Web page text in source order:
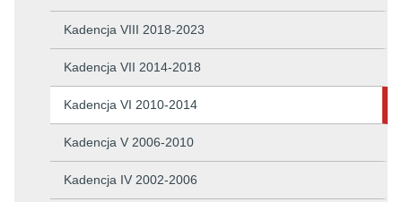
Kadencja VIII 2018-2023
Kadencja VII 2014-2018
Kadencja VI 2010-2014
Kadencja V 2006-2010
Kadencja IV 2002-2006